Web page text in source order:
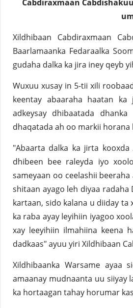
Cabdiraxmaan
Xildhibaan Cabdiraxmaan
Baarlamaanka Fedaraalka
gudaha dalka ka jira iney qeyb
Wuxuu xusay in 5-tii xili
keentay abaaraha haatan ka
adkeysay dhibaatada
dhaqatada ah oo markii horana
"Abaarta dalka ka jirta
dhibeen bee raleyda iyo
sameyaan oo ceelashii
shitaan ayago leh diyaa
kartaan, sido kalana u diiday ta
ka raba ayay leyihiin iyagoo
xay leeyihiin ilmahiina keena
dadkaas" ayuu yiri Xildhibaan
Xildhibaanka Warsame ayaa
amaanay mudnaanta uu siiyay
ka hortaagan tahay horumar